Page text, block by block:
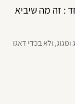
: זה מה שיביא
ולא בכדי דאגו